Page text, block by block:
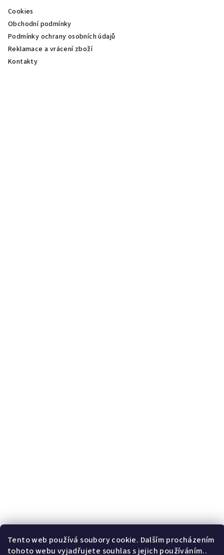
Tento web používá soubory cookie. Dalším procházením
tohoto webu vyjadřujete souhlas s jejich používáním..
Cookies
Obchodní podmínky
Podmínky ochrany osobních údajů
Reklamace a vrácení zboží
Kontakty